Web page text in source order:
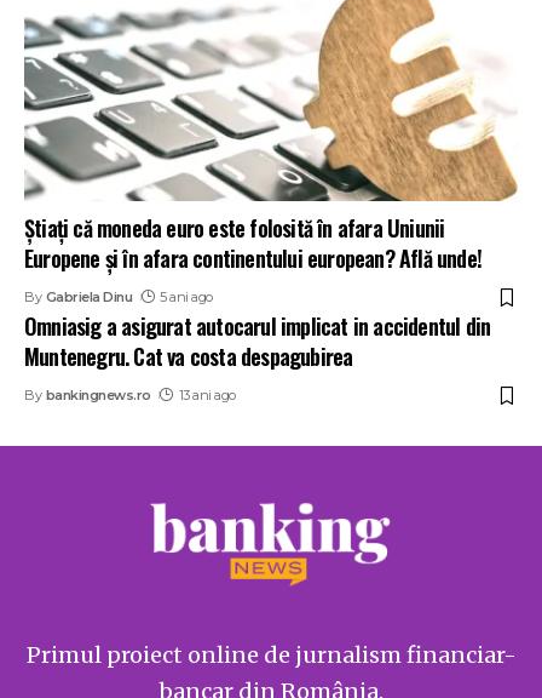
Știați că moneda euro este folosită în afara Uniunii
Europene și în afara continentului european? Află unde!
By Gabriela Dinu 5 ani ago
Omniasig a asigurat autocarul implicat in accidentul din
Muntenegru. Cat va costa despagubirea
By bankingnews.ro 13 ani ago
Primul proiect online de jurnalism financiar-
bancar din România.